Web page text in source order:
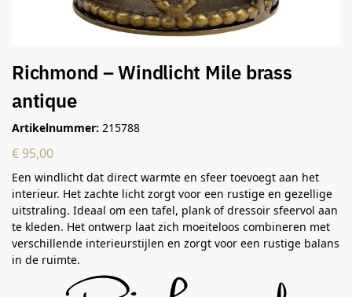
Richmond – Windlicht Mile brass
antique
Artikelnummer: 215788
€ 95,00
Een windlicht dat direct warmte en sfeer toevoegt aan het
interieur. Het zachte licht zorgt voor een rustige en gezellige
uitstraling. Ideaal om een tafel, plank of dressoir sfeervol aan
te kleden. Het ontwerp laat zich moeiteloos combineren met
verschillende interieurstijlen en zorgt voor een rustige balans
in de ruimte.